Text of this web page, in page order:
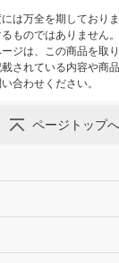
は万全を期しており
ものではありません。
ジは、この商品を取
されている内容や商
合わせください。
ページトップへ